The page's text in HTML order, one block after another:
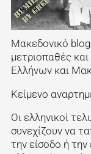
Μακεδονικό blog
μετριοπαθές
Ελλήνων και
Κείμενο
Οι ελληνικοί
συνεχίζουν να
την είσοδο ή